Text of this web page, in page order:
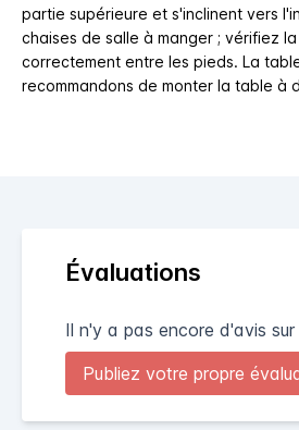
partie supérieure et s'inclinent vers
chaises de salle à manger ; vérifiez
correctement entre les pieds. La
recommandons de monter la table à
Évaluations
Il n'y a pas encore d'avis
Publiez votre propre